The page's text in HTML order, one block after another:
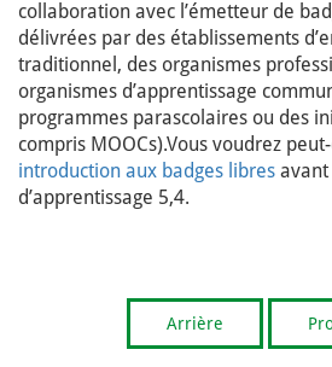
collaboration avec l’émetteur de
délivrées par des établissements
traditionnel, des organismes
organismes d’apprentissage
programmes parascolaires ou des
compris MOOCs).Vous voudrez
introduction aux badges libres avant
d’apprentissage 5,4.
Arrière